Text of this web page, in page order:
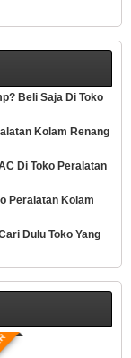
Beli Saja Di Toko
Kolam Renang
Di Toko Peralatan
Peralatan Kolam
Dulu Toko Yang